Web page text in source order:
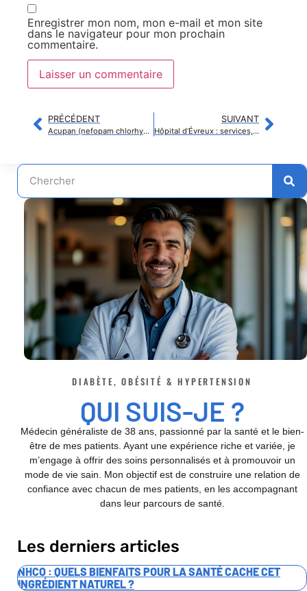
Enregistrer mon nom, mon e-mail et mon site
dans le navigateur pour mon prochain
commentaire.
PRÉCÉDENT
Acupan (nefopam chlorhydrate) : expériences et retours des patients
SUIVANT
Hôpital d’Évreux : services, urgences et prise en charge
DIABÈTE, OBÉSITÉ & HYPERTENSION
QUI SUIS-JE ?
Médecin généraliste de 38 ans, passionné par la santé et le bien-
être de mes patients. Ayant une expérience riche et variée, je
m’engage à offrir des soins personnalisés et à promouvoir un
mode de vie sain. Mon objectif est de construire une relation de
confiance avec chacun de mes patients, en les accompagnant
dans leur parcours de santé.
Les derniers articles
NHCO : QUELS BIENFAITS POUR LA SANTÉ CACHE CET
INGRÉDIENT NATUREL ?